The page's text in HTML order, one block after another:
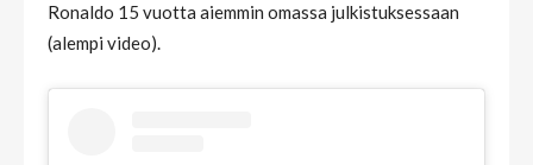
Ronaldo 15 vuotta aiemmin omassa julkistuksessaan
(alempi video).